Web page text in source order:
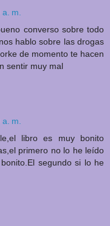
a. m.
converso sobre todo
hablo sobre las drogas
de momento te hacen
sentir muy mal
a. m.
libro es muy bonito
primero no lo he leído
segundo si lo he